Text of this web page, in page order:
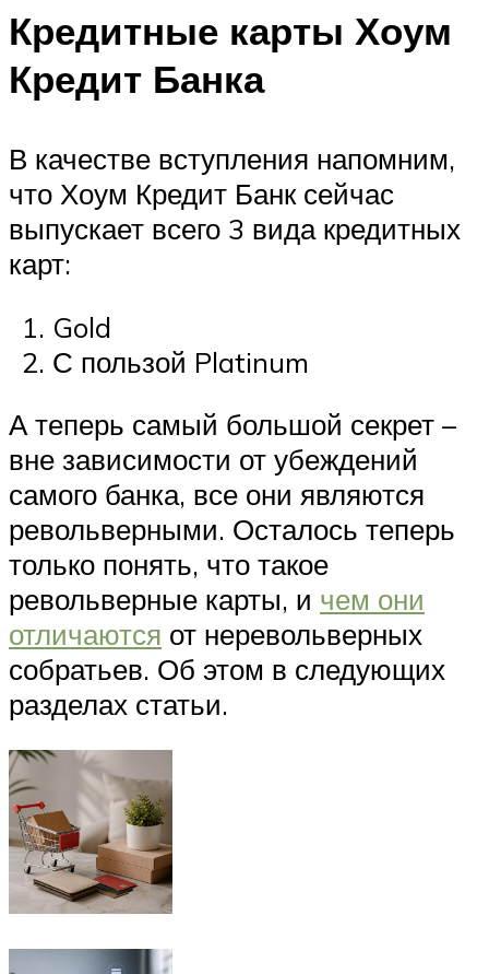
Кредитные карты Хоум
Кредит Банка
В качестве вступления напомним,
что Хоум Кредит Банк сейчас
выпускает всего 3 вида кредитных
карт:
Gold
С пользой Platinum
А теперь самый большой секрет –
вне зависимости от убеждений
самого банка, все они являются
револьверными. Осталось теперь
только понять, что такое
револьверные карты, и чем они
отличаются от неревольверных
собратьев. Об этом в следующих
разделах статьи.